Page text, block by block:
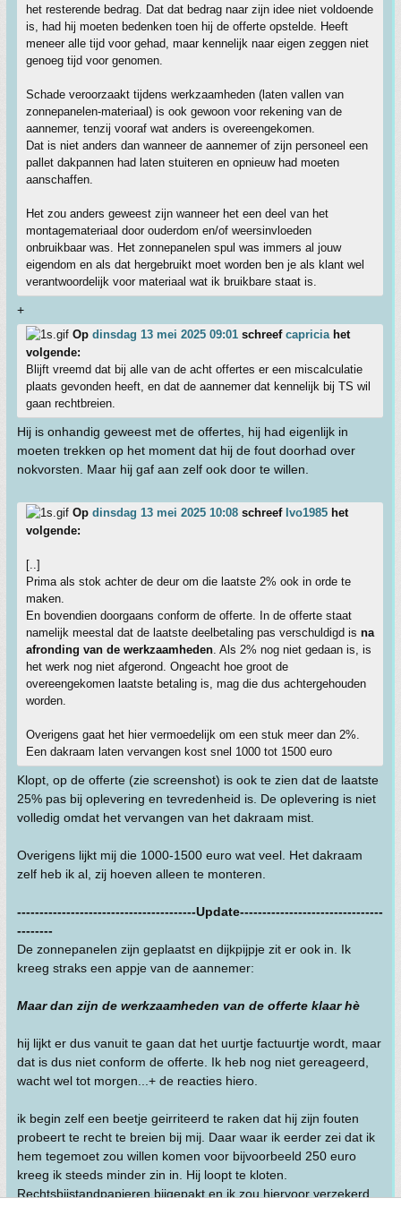
het resterende bedrag. Dat dat bedrag naar zijn idee niet voldoende
is, had hij moeten bedenken toen hij de offerte opstelde. Heeft
meneer alle tijd voor gehad, maar kennelijk naar eigen zeggen niet
genoeg tijd voor genomen.
Schade veroorzaakt tijdens werkzaamheden (laten vallen van
zonnepanelen-materiaal) is ook gewoon voor rekening van de
aannemer, tenzij vooraf wat anders is overeengekomen.
Dat is niet anders dan wanneer de aannemer of zijn personeel een
pallet dakpannen had laten stuiteren en opnieuw had moeten
aanschaffen.
Het zou anders geweest zijn wanneer het een deel van het
montagemateriaal door ouderdom en/of weersinvloeden
onbruikbaar was. Het zonnepanelen spul was immers al jouw
eigendom en als dat hergebruikt moet worden ben je als klant wel
verantwoordelijk voor materiaal wat ik bruikbare staat is.
+
Op dinsdag 13 mei 2025 09:01 schreef capricia het
volgende:
Blijft vreemd dat bij alle van de acht offertes er een miscalculatie
plaats gevonden heeft, en dat de aannemer dat kennelijk bij TS wil
gaan rechtbreien.
Hij is onhandig geweest met de offertes, hij had eigenlijk in
moeten trekken op het moment dat hij de fout doorhad over
nokvorsten. Maar hij gaf aan zelf ook door te willen.
Op dinsdag 13 mei 2025 10:08 schreef Ivo1985 het
volgende:
[..]
Prima als stok achter de deur om die laatste 2% ook in orde te
maken.
En bovendien doorgaans conform de offerte. In de offerte staat
namelijk meestal dat de laatste deelbetaling pas verschuldigd is na
afronding van de werkzaamheden . Als 2% nog niet gedaan is, is
het werk nog niet afgerond. Ongeacht hoe groot de
overeengekomen laatste betaling is, mag die dus achtergehouden
worden.
Overigens gaat het hier vermoedelijk om een stuk meer dan 2%.
Een dakraam laten vervangen kost snel 1000 tot 1500 euro
Klopt, op de offerte (zie screenshot) is ook te zien dat de laatste
25% pas bij oplevering en tevredenheid is. De oplevering is niet
volledig omdat het vervangen van het dakraam mist.
Overigens lijkt mij die 1000-1500 euro wat veel. Het dakraam
zelf heb ik al, zij hoeven alleen te monteren.
----------------------------------------Update--------------------------------
--------
De zonnepanelen zijn geplaatst en dijkpijpje zit er ook in. Ik
kreeg straks een appje van de aannemer:
Maar dan zijn de werkzaamheden van de offerte klaar hè
hij lijkt er dus vanuit te gaan dat het uurtje factuurtje wordt, maar
dat is dus niet conform de offerte. Ik heb nog niet gereageerd,
wacht wel tot morgen...+ de reacties hiero.
ik begin zelf een beetje geirriteerd te raken dat hij zijn fouten
probeert te recht te breien bij mij. Daar waar ik eerder zei dat ik
hem tegemoet zou willen komen voor bijvoorbeeld 250 euro
kreeg ik steeds minder zin in. Hij loopt te kloten.
Rechtsbijstandpapieren bijgepakt en ik zou hiervoor verzekerd